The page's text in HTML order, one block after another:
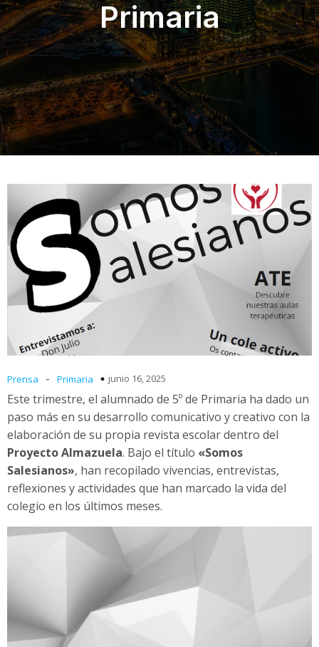
Primaria
Prensa - Primaria junio 16, 2025
Este trimestre, el alumnado de 5º de Primaria ha dado un
paso más en su desarrollo comunicativo y creativo con la
elaboración de su propia revista escolar dentro del
Proyecto Almazuela. Bajo el título «Somos
Salesianos», han recopilado vivencias, entrevistas,
reflexiones y actividades que han marcado la vida del
colegio en los últimos meses.